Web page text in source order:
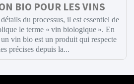
BIO POUR LES VINS
du processus, il est essentiel de
le terme « vin biologique ». En
vin bio est un produit qui respecte
précises depuis la...